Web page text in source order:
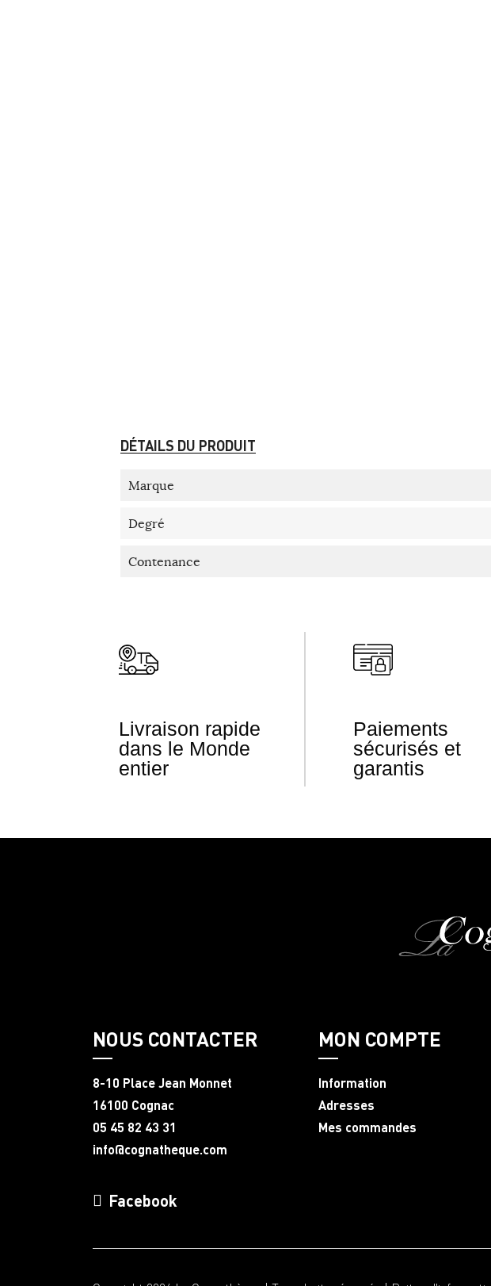
DÉTAILS DU PRODUIT
Marque
Degré
Contenance
Livraison rapide
dans le Monde
entier
Paiements
sécurisés et
garantis
NOUS CONTACTER
8-10 Place Jean Monnet
16100 Cognac
05 45 82 43 31
info@cognatheque.com
MON COMPTE
Information
Adresses
Mes commandes
Facebook